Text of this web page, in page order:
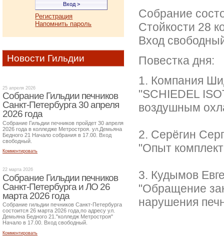
Собрание
Стойкости 28
Вход
Повестка дня:
1. Компания
"SCHIEDEL
воздушным
2. Серёгин
"Опыт
3. Кудымов
"Обращение
нарушения
Регистрация
Напомнить пароль
Новости Гильдии
25 апреля 2026
Собрание Гильдии печников
Санкт-Петербурга 30 апреля
2026 года
Собрание Гильдии печников пройдет 30 апреля
2026 года в колледже Метростроя. ул.Демьяна
Бедного 21 Начало собрания в 17.00. Вход
свободный.
Комментировать
22 марта 2026
Собрание Гильдии печников
Санкт-Петербурга и ЛО 26
марта 2026 года
Собрание гильдии печников Санкт-Петербурга
состоится 26 марта 2026 года,по адресу ул.
Демьяна Бедного 21."колледж Метростроя"
Начало в 17.00. Вход свободный.
Комментировать